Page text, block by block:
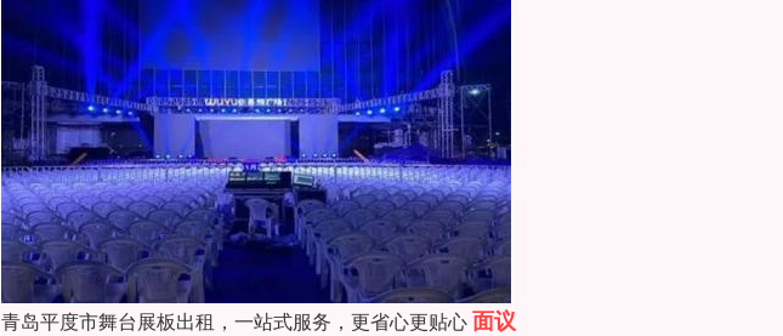
青岛平度市舞台展板出租，一站式服务，更省心更贴心面议